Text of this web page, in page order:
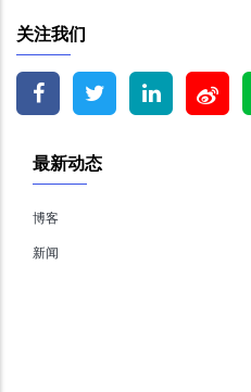
关注我们
最新动态
博客
新闻